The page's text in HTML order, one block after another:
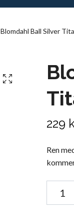
Blomdahl Ball Silver
229
Ren